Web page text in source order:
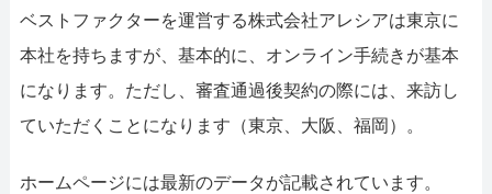
ベストファクターを運営する株式会社アレシアは東京に
本社を持ちますが、基本的に、オンライン手続きが基本
になります。ただし、審査通過後契約の際には、来訪し
ていただくことになります（東京、大阪、福岡）。
ホームページには最新のデータが記載されています。